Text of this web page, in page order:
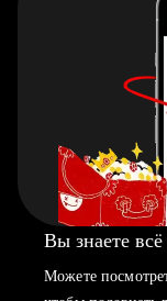
Вы знаете
Можете